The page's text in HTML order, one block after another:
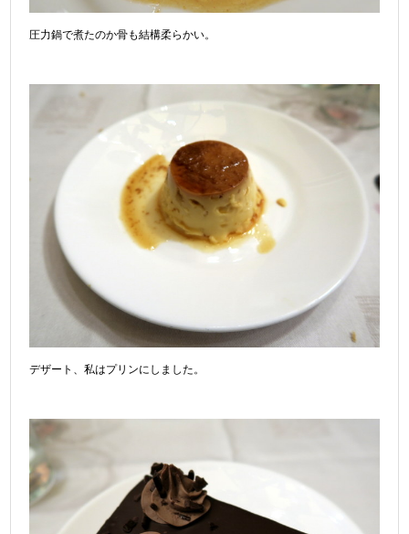
圧力鍋で煮たのか骨も結構柔らかい。
デザート、私はプリンにしました。